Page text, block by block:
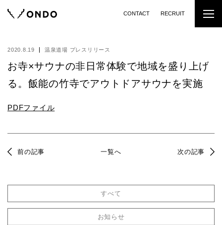
CONTACT RECRUIT
2020.8.19 温泉道場 プレスリリース
お寺×サウナの非日常体験で地域を盛り上げ
る。飯能の竹寺でアウトドアサウナを実施
PDFファイル
前の記事 一覧へ 次の記事
すべて
お知らせ